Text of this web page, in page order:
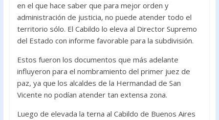
en el que hace saber que para mejor orden y
administración de justicia, no puede atender todo el
territorio sólo. El Cabildo lo eleva al Director Supremo
del Estado con informe favorable para la subdivisión.
Estos fueron los documentos que más adelante
influyeron para el nombramiento del primer juez de
paz, ya que los alcaldes de la Hermandad de San
Vicente no podían atender tan extensa zona.
Luego de elevada la terna al Cabildo de Buenos Aires